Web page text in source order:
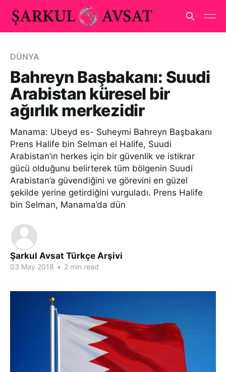
DÜNYA
Bahreyn Başbakanı: Suudi
Arabistan küresel bir
ağırlık merkezidir
Manama: Ubeyd es- Suheymi Bahreyn Başbakanı
Prens Halife bin Selman el Halife, Suudi
Arabistan’ın herkes için bir güvenlik ve istikrar
gücü olduğunu belirterek tüm bölgenin Suudi
Arabistan’a güvendiğini ve görevini en güzel
şekilde yerine getirdiğini vurguladı. Prens Halife
bin Selman, Manama’da dün
Şarkul Avsat Türkçe Arşivi
03 May 2018 • 2 min read